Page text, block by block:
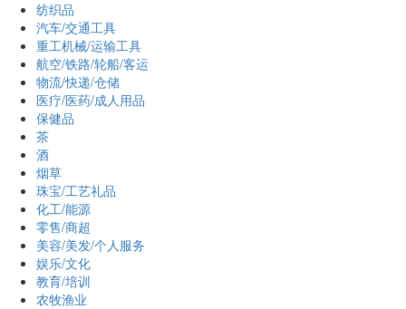
纺织品
汽车/交通工具
重工机械/运输工具
航空/铁路/轮船/客运
物流/快递/仓储
医疗/医药/成人用品
保健品
茶
酒
烟草
珠宝/工艺礼品
化工/能源
零售/商超
美容/美发/个人服务
娱乐/文化
教育/培训
农牧渔业